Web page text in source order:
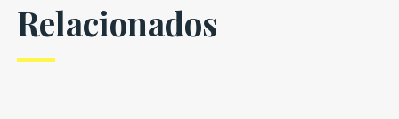
Relacionados